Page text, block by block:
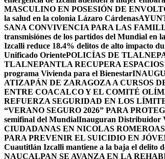
MASCULINO EN POSESIÓN DE
la salud en la colonia Lázaro Cárdenas
SANA CONVIVENCIA PARA LAS
transmisiónes de los partidos del Mundial en
Izcalli reduce 18.4% delitos de alto impacto
Unificado OrientePOLICÍAS DE
TLALNEPANTLA RECUPERA
programa Vivienda para el Bienestar
ATIZAPÁN DE ZARAGOZA A CURSOS
ENTRE COACALCO Y EL COMITÉ
REFUERZA SEGURIDAD EN LOS
“VERANO SEGURO 2026” PARA
semifinal del MundialInauguran Distribuidor
CIUDADANAS EN NICOLAS ROMERO
PARA PREVENIR EL SUICIDIO EN
Cuautitlán Izcalli mantiene a la baja el delito
NAUCALPAN SE AVANZA EN LA